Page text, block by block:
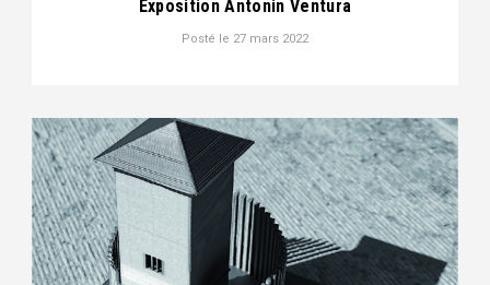
Exposition Antonin Ventura
Posté le 27 mars 2022